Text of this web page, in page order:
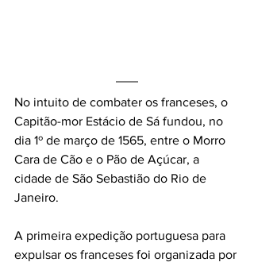
No intuito de combater os franceses, o
Capitão-mor Estácio de Sá fundou, no
dia 1º de março de 1565, entre o Morro
Cara de Cão e o Pão de Açúcar, a
cidade de São Sebastião do Rio de
Janeiro.
A primeira expedição portuguesa para
expulsar os franceses foi organizada por